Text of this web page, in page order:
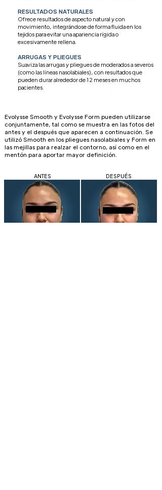
RESULTADOS NATURALES
Ofrece resultados de aspecto natural y con
movimiento, integrándose de forma fluida en los
tejidos para evitar una apariencia rígida o
excesivamente rellena.
ARRUGAS Y PLIEGUES
Suaviza las arrugas y pliegues de moderados a severos
(como las líneas nasolabiales), con resultados que
pueden durar alrededor de 12 meses en muchos
pacientes.
Evolysse Smooth y Evolysse Form pueden utilizarse
conjuntamente, tal como se muestra en las fotos del
antes y el después que aparecen a continuación. Se
utilizó Smooth en los pliegues nasolabiales y Form en
las mejillas para realzar el contorno, así como en el
mentón para aportar mayor definición.
ANTES DESPUÉS